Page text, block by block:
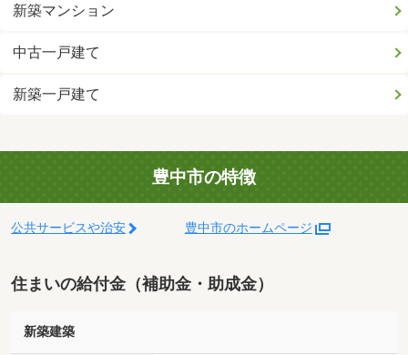
新築マンション
中古一戸建て
新築一戸建て
豊中市の特徴
公共サービスや治安 豊中市のホームページ
住まいの給付金（補助金・助成金）
新築建築